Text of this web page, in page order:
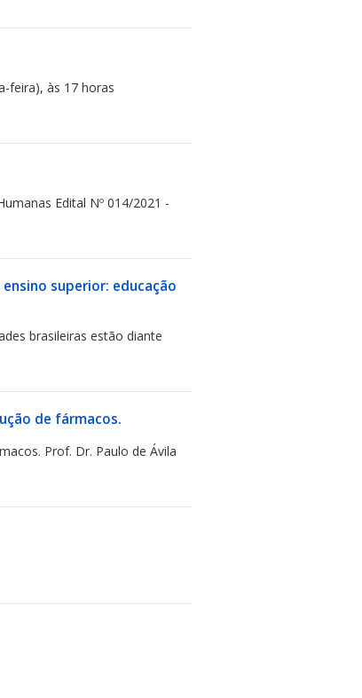
feira), às 17 horas
Edital Nº 014/2021 -
superior: educação
brasileiras estão diante
de fármacos.
Prof. Dr. Paulo de Ávila